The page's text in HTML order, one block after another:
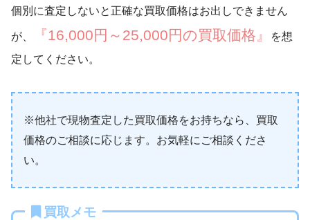
個別に査定しないと正確な買取価格はお出しできません
が、 『16,000円～25,000円の買取価格』
を想
定してください。
※他社で現物査定した買取価格をお持ちなら、買取
価格のご相談に応じます。お気軽にご相談くださ
い。
買取メモ